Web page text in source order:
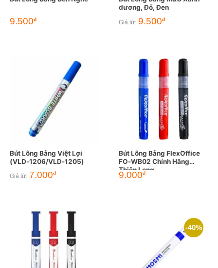
9.500đ
dương, Đỏ, Đen
Giá từ: 9.500đ
Bút Lông Bảng Việt Lợi
(VLD-1206/VLD-1205)
Giá từ: 7.000đ
Bút Lông Bảng FlexOffice
FO-WB02 Chính Hãng
Thiên Long
9.000đ
-40%